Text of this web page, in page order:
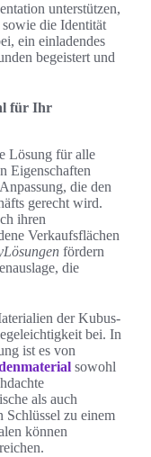
unterstützen,
die Identität
ein einladendes
begeistert und
für Ihr
Lösung für alle
Eigenschaften
die den
gerecht wird.
ihren
Verkaufsflächen
fördern
die
der Kubus-
bei. In
ist es von
sowohl
als auch
Schlüssel zu einem
können